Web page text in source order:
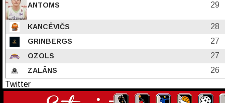
ANTOMS 29
KANCĒVIČS 28
GRINBERGS 27
OZOLS 27
ZALĀNS
26
Twitter